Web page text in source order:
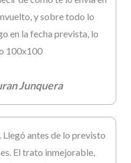
y sobre todo lo
en la fecha prevista, lo
100x100
Junquera
antes de lo previsto
El trato inmejorable,